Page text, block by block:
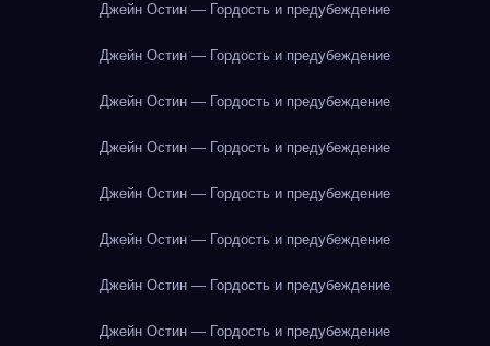
Джейн Остин — Гордость и предубеждение
Джейн Остин — Гордость и предубеждение
Джейн Остин — Гордость и предубеждение
Джейн Остин — Гордость и предубеждение
Джейн Остин — Гордость и предубеждение
Джейн Остин — Гордость и предубеждение
Джейн Остин — Гордость и предубеждение
Джейн Остин — Гордость и предубеждение